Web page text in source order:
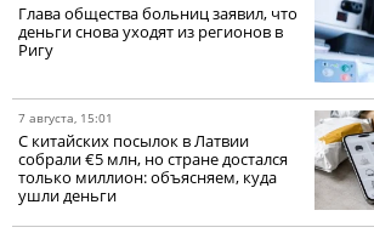
Глава общества больниц заявил, что
деньги снова уходят из регионов в
Ригу
7 августа, 15:01
С китайских посылок в Латвии
собрали €5 млн, но стране достался
только миллион: объясняем, куда
ушли деньги